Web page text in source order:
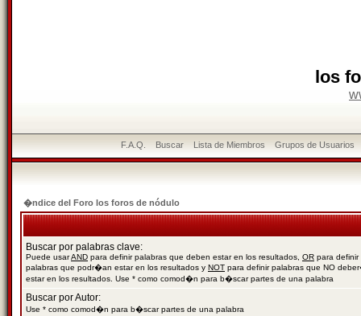
los
F.A.Q. Buscar Lista de Miembros Grupos de Usuarios
�ndice del Foro los foros de nódulo
Buscar por palabras clave:
Puede usarAND para definir palabras que deben estar en los resultados, OR para definir
palabras que podr�an estar en los resultados y NOT para definir palabras que NO
estar en los resultados. Use * como comod�n para b�scar partes de una palabra
Buscar por Autor:
Use * como comod�n para b�scar partes de una palabra